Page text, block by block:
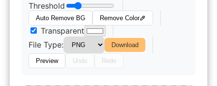
Threshold
Auto Remove BG Remove Color
Transparent
File Type:
Download
Preview Undo Redo